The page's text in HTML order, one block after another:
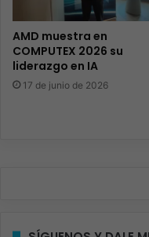
AMD muestra en
COMPUTEX 2026 su
liderazgo en IA
17 de junio de 2026